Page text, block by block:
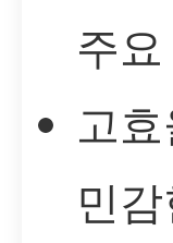
주
고
민